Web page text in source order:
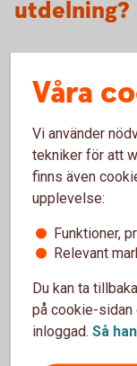
utdelning?
Management), det
Detta räknas
procent som
fond till fond.
Utdelning
fonder
Här ser du vilka
ge utdelning.
Våra
Vi använder
tekniker för att
finns även
upplevelse:
Funktioner,
Relevant
Du kan ta
på cookie-sidan
inloggad. Så